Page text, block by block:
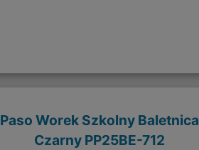
Paso Worek Szkolny Baletnica
Czarny PP25BE-712